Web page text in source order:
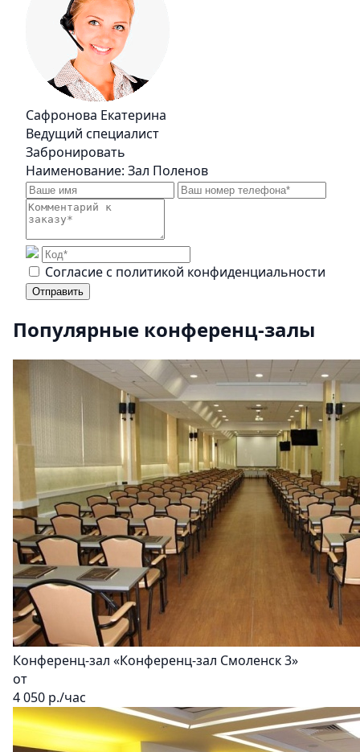
Сафронова Екатерина
Ведущий специалист
Забронировать
Наименование: Зал Поленов
Cогласие с политикой конфиденциальности
Отправить
Популярные конференц-залы
Конференц-зал «Конференц-зал Смоленск 3»
от
4 050 р./час